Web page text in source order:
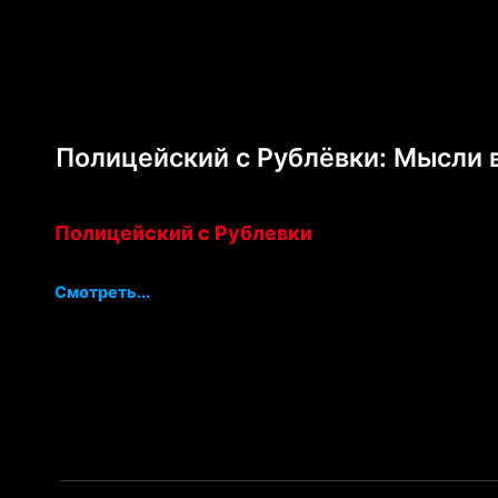
Полицейский с Рублёвки: Мысли
Полицейский с Рублевки
Смотреть...